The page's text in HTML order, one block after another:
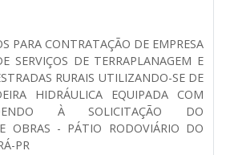
PARA CONTRATAÇÃO DE EMPRESA
SERVIÇOS DE TERRAPLANAGEM E
RURAIS UTILIZANDO-SE DE
HIDRÁULICA EQUIPADA COM
À SOLICITAÇÃO DO
OBRAS - PÁTIO RODOVIÁRIO DO
PR